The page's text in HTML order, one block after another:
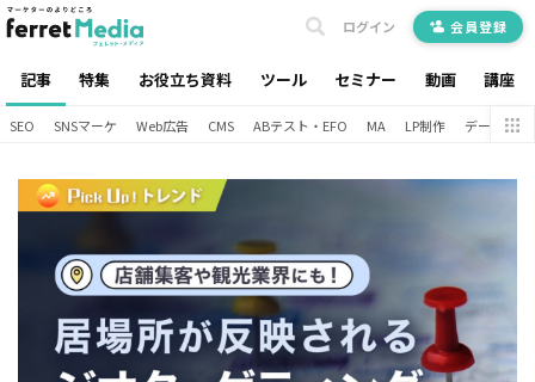
記事 特集 お役立ち資料 ツール セミナー 動画 講座
ログイン 会員登録
SEO SNSマーケ Web広告 CMS ABテスト・EFO MA LP制作 データ分析